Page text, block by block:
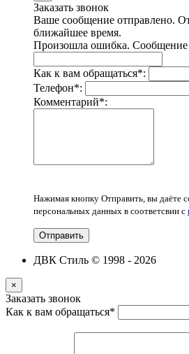
Заказать звонок
Ваше сообщение отправлено.
ближайшее время.
Произошла ошибка. Сообщение
Как к вам обращаться*:
Телефон*:
Комментарий*:
Нажимая кнопку Отправить, вы даёте
персональных данных в соответсвии с
Отправить
ДВК Стиль © 1998 - 2026
×
Заказать звонок
Как к вам обращаться*